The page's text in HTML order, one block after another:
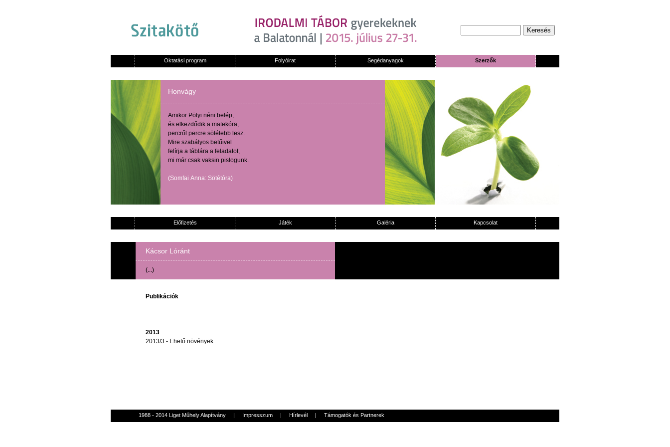
Oktatási program Folyóirat Segédanyagok Szerzők
Honvágy
Amikor Pötyi néni belép,
és elkezdődik a matekóra,
percről percre sötétebb lesz.
Mire szabályos betűivel
felírja a táblára a feladatot,
mi már csak vaksin pislogunk.
(Somfai Anna: Sötétóra)
Előfizetés Játék Galéria Kapcsolat
Kácsor Lóránt
(...)
Publikációk
2013
2013/3 - Ehető növények
1988 - 2014 Liget Műhely Alapítvány | Impresszum | Hírlevél | Támogatók és Partnerek